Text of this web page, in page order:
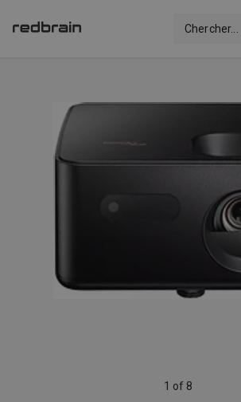
Chercher...
1 of 8